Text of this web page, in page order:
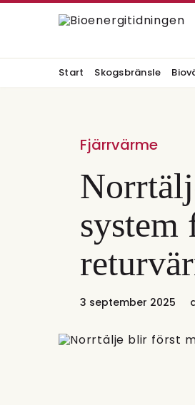
Start Skogsbränsle
Fjärrvärme
3 september 2025